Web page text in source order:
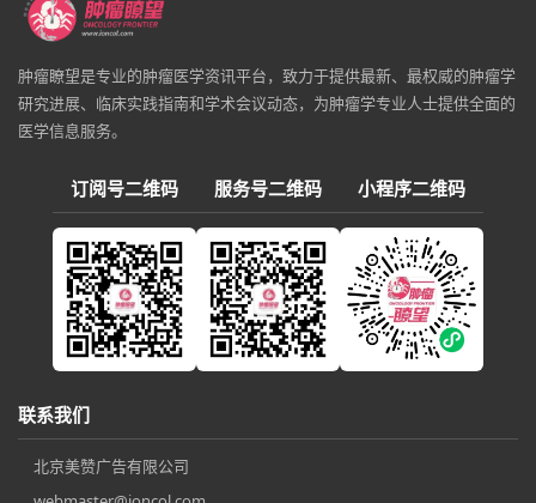
肿瘤瞭望是专业的肿瘤医学资讯平台，致力于提供最新、最权威的肿瘤学
研究进展、临床实践指南和学术会议动态，为肿瘤学专业人士提供全面的
医学信息服务。
订阅号二维码 服务号二维码 小程序二维码
联系我们
北京美赞广告有限公司